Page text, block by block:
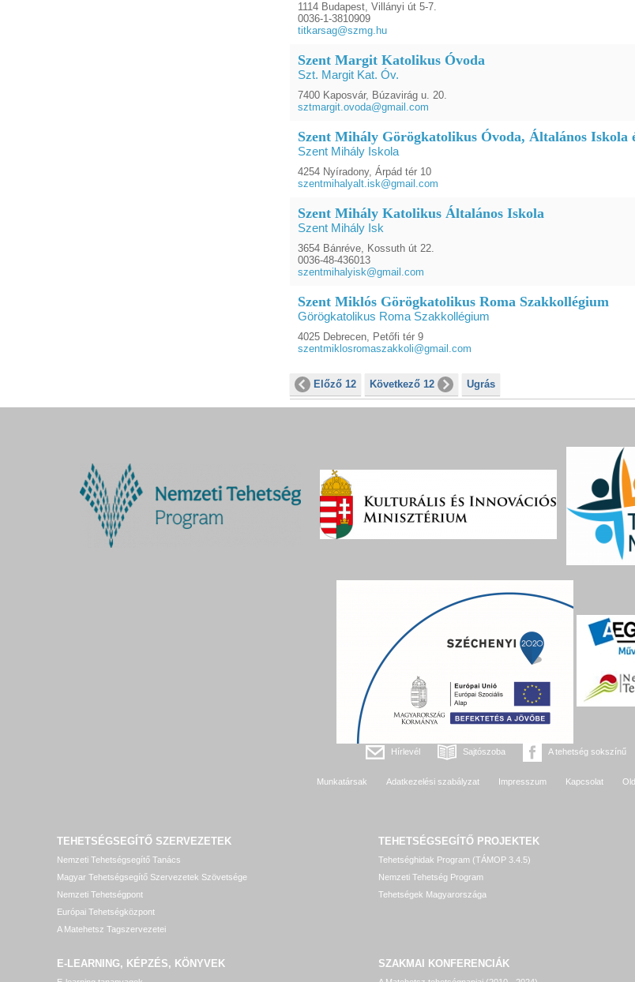
1114 Budapest, Villányi út 5-7.
0036-1-3810909
titkarsag@szmg.hu
Szent Margit Katolikus Óvoda
Szt. Margit Kat. Óv.
7400 Kaposvár, Búzavirág u. 20.
sztmargit.ovoda@gmail.com
Szent Mihály Görögkatolikus Óvoda, Általános Iskola
Szent Mihály Iskola
4254 Nyíradony, Árpád tér 10
szentmihalyalt.isk@gmail.com
Szent Mihály Katolikus Általános Iskola
Szent Mihály Isk
3654 Bánréve, Kossuth út 22.
0036-48-436013
szentmihalyisk@gmail.com
Szent Miklós Görögkatolikus Roma Szakkollégium
Görögkatolikus Roma Szakkollégium
4025 Debrecen, Petőfi tér 9
szentmiklosromaszakkoli@gmail.com
Előző 12 Következő 12 Ugrás
Hírlevél Sajtószoba A tehetség sokszínű
Munkatársak Adatkezelési szabályzat Impresszum Kapcsolat
TEHETSÉGSEGÍTŐ SZERVEZETEK
Nemzeti Tehetségsegítő Tanács
Magyar Tehetségsegítő Szervezetek Szövetsége
Nemzeti Tehetségpont
Európai Tehetségközpont
A Matehetsz Tagszervezetei
TEHETSÉGSEGÍTŐ PROJEKTEK
Tehetséghidak Program (TÁMOP 3.4.5)
Nemzeti Tehetség Program
Tehetségek Magyarországa
E-LEARNING, KÉPZÉS, KÖNYVEK SZAKMAI KONFERENCIÁK